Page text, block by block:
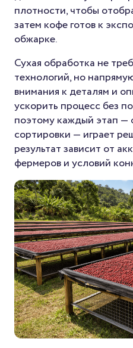
плотности, чтобы
затем кофе готов к
обжарке.
Сухая обработка не
технологий, но
внимания к деталям и
ускорить процесс без
поэтому каждый этап —
сортировки — играет
результат зависит от
фермеров и условий